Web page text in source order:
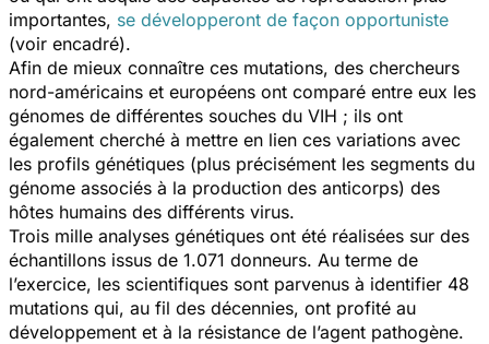
importantes, se développeront de façon opportuniste
(voir encadré).
Afin de mieux connaître ces mutations, des chercheurs
nord-américains et européens ont comparé entre eux les
génomes de différentes souches du VIH ; ils ont
également cherché à mettre en lien ces variations avec
les profils génétiques (plus précisément les segments du
génome associés à la production des anticorps) des
hôtes humains des différents virus.
Trois mille analyses génétiques ont été réalisées sur des
échantillons issus de 1.071 donneurs. Au terme de
l’exercice, les scientifiques sont parvenus à identifier 48
mutations qui, au fil des décennies, ont profité au
développement et à la résistance de l’agent pathogène.